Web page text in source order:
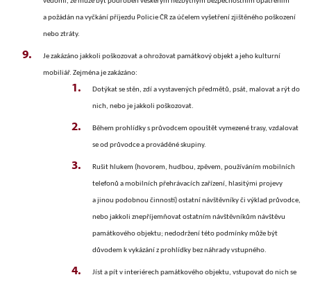
a požádán na vyčkání příjezdu Policie ČR za účelem vyšetření zjištěného poškození
nebo ztráty.
Je zakázáno jakkoli poškozovat a ohrožovat památkový objekt a jeho kulturní
mobiliář. Zejména je zakázáno:
Dotýkat se stěn, zdí a vystavených předmětů, psát, malovat a rýt do
nich, nebo je jakkoli poškozovat.
Během prohlídky s průvodcem opouštět vymezené trasy, vzdalovat
se od průvodce a prováděné skupiny.
Rušit hlukem (hovorem, hudbou, zpěvem, používáním mobilních
telefonů a mobilních přehrávacích zařízení, hlasitými projevy
a jinou podobnou činností) ostatní návštěvníky či výklad průvodce,
nebo jakkoli znepříjemňovat ostatním návštěvníkům návštěvu
památkového objektu; nedodržení této podmínky může být
důvodem k vykázání z prohlídky bez náhrady vstupného.
Jíst a pít v interiérechpamátkového objektu, vstupovat do nich se